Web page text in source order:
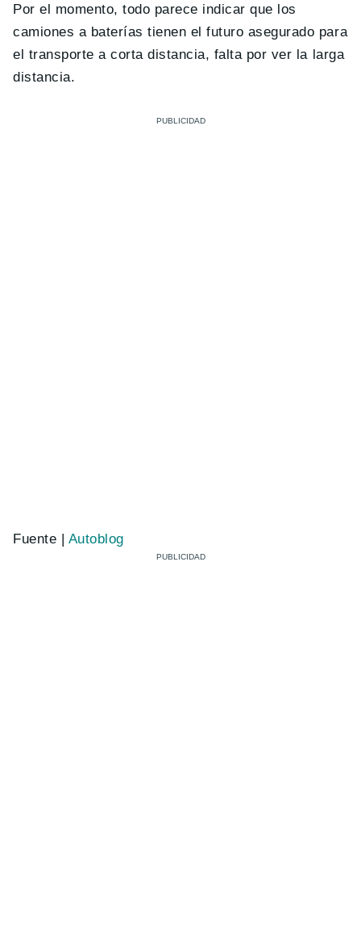
Por el momento, todo parece indicar que los
camiones a baterías tienen el futuro asegurado para
el transporte a corta distancia, falta por ver la larga
distancia.
Fuente | Autoblog